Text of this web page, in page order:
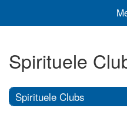
Spirituele
Spirituele Clubs